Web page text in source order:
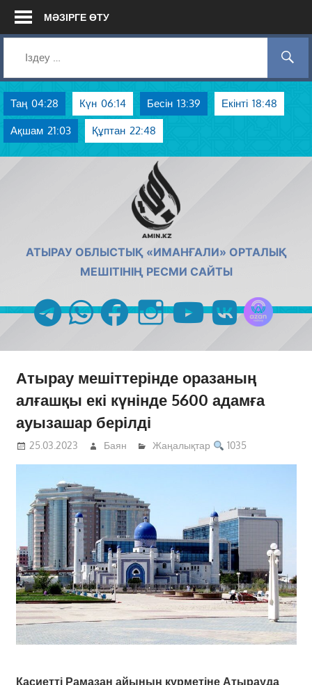
Skip
МӘЗІРГЕ ӨТУ
Таң 04:28 Күн 06:14 Бесін 13:39 Екінті 18:48
Ақшам 21:03 Құптан 22:48
АТЫРАУ ОБЛЫСТЫҚ «ИМАНҒАЛИ» ОРТАЛЫҚ
МЕШІТІНІҢ РЕСМИ САЙТЫ
telegramwhatsappfacebookinstagramyoutubevk
Атырау мешіттерінде оразаның
алғашқы екі күнінде 5600 адамға
ауызашар берілді
25.03.2023 Баян Жаңалықтар 1035
Қасиетті Рамазан айының құрметіне Атырауда